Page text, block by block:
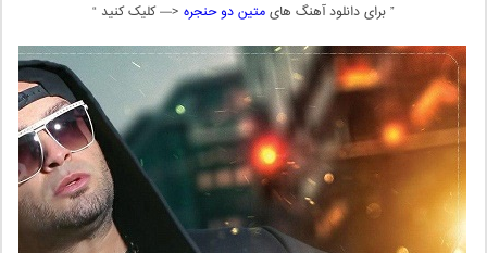
” برای دانلود آهنگ هایمتین دو حنجره <— کلیک کنید “